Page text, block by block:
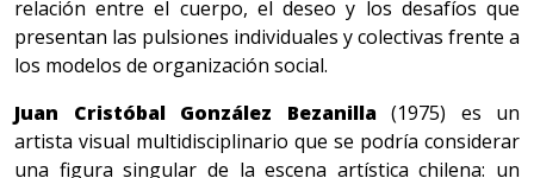
relación entre el cuerpo, el deseo y los desafíos que
presentan las pulsiones individuales y colectivas frente a
los modelos de organización social.
Juan Cristóbal González Bezanilla(1975) es un
artista visual multidisciplinario que se podría considerar
una figura singular de la escena artística chilena: un